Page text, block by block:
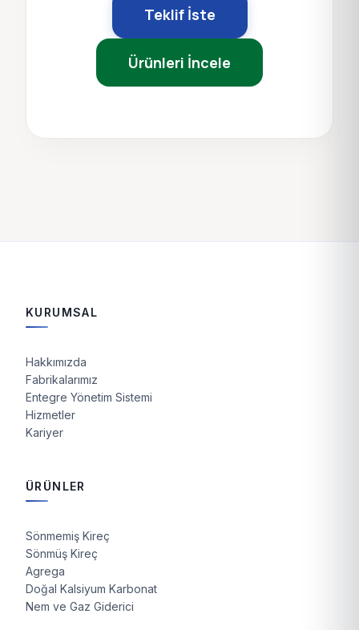
Teklif İste
Ürünleri İncele
KURUMSAL
Hakkımızda
Fabrikalarımız
Entegre Yönetim Sistemi
Hizmetler
Kariyer
ÜRÜNLER
Sönmemiş Kireç
Sönmüş Kireç
Agrega
Doğal Kalsiyum Karbonat
Nem ve Gaz Giderici